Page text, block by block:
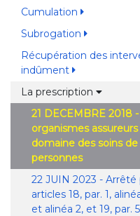
Cumulation
Subrogation
Récupération des
indûment
La prescription
21 DECEMBRE 2018
organismes
domaine des soins
personnes
22 JUIN 2023 -
articles 18, par. 1,
et alinéa 2, et 19, par.